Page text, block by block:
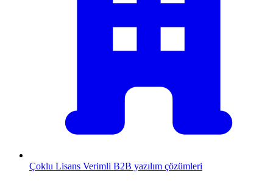
Çoklu Lisans Verimli B2B yazılım çözümleri